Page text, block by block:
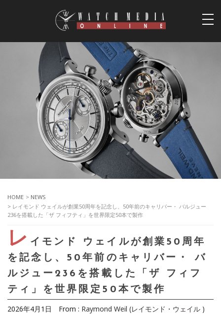
HOME > NEWS
> レイモンド ウェイルが創業50周年を記念し、50年前のキャリバー・ バルジュー
236を搭載した「ザ フィフティ」を世界限定50本で製作
レ イモンド ウェイルが創業50周年
を記念し、50年前のキャリバー・ バ
ルジュー236を搭載した「ザ フィフ
ティ」を世界限定50本で製作
2026年4月1日 From : Raymond Weil (レイモンド・ウェイル )